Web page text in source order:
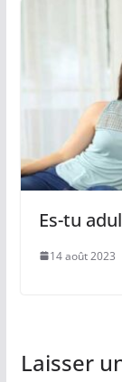
Es-tu
14 août 2023
Laisser